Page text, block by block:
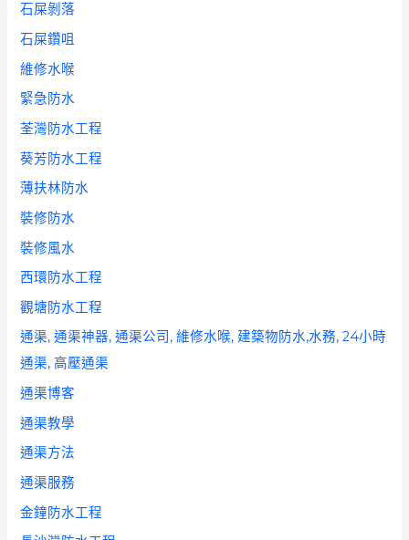
石屎剝落
石屎鑽咀
維修水喉
緊急防水
荃灣防水工程
葵芳防水工程
薄扶林防水
裝修防水
裝修風水
西環防水工程
觀塘防水工程
通渠, 通渠神器, 通渠公司, 維修水喉, 建築物防水,水務, 24小時
通渠, 高壓通渠
通渠博客
通渠教學
通渠方法
通渠服務
金鐘防水工程